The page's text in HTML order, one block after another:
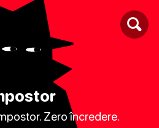
Zero încredere.